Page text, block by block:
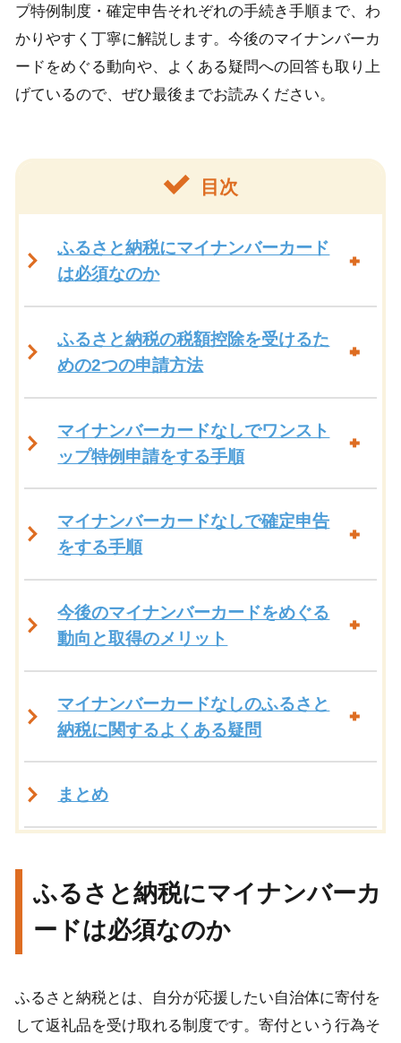
プ特例制度・確定申告それぞれの手続き手順まで、わ
かりやすく丁寧に解説します。今後のマイナンバーカ
ードをめぐる動向や、よくある疑問への回答も取り上
げているので、ぜひ最後までお読みください。
目次
ふるさと納税にマイナンバーカード
は必須なのか
ふるさと納税の税額控除を受けるた
めの2つの申請方法
マイナンバーカードなしでワンスト
ップ特例申請をする手順
マイナンバーカードなしで確定申告
をする手順
今後のマイナンバーカードをめぐる
動向と取得のメリット
マイナンバーカードなしのふるさと
納税に関するよくある疑問
まとめ
ふるさと納税にマイナンバーカ
ードは必須なのか
ふるさと納税とは、自分が応援したい自治体に寄付を
して返礼品を受け取れる制度です。寄付という行為そ